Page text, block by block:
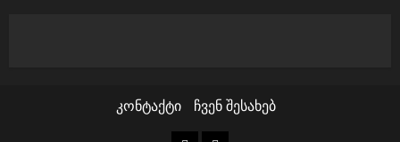
კონტაქტი ჩვენ შესახებ